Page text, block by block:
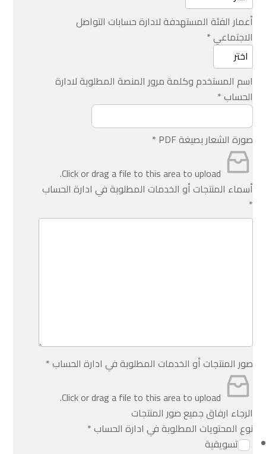
أعمار الفئة المستهدفة لادارة حسابات التواصل
الاجتماعي*
اسم المستخدم وكلمة مرور المنصة المطلوبة لادارة
الحساب*
صورة الشعار بصيغة PDF
*
Click or drag a file to this area to upload.
أسماء المنتجات أو الخدمات المطلوبة في ادارة الحساب
*
صور المنتجات أو الخدمات المطلوبة في ادارة الحساب*
Click or drag a file to this area to upload.
الرجاء ارفاق جميع صور المنتجات
نوع المحتويات المطلوبة في ادارة الحساب*
تسويقية